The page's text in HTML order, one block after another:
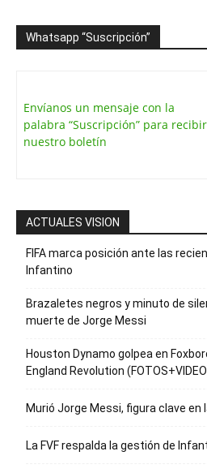
Whatsapp “Suscripción”
Envíanos un mensaje con la
palabra “Suscripción” para recibir
nuestro boletín
ACTUALES VISION
FIFA marca posición ante las
Infantino
Brazaletes negros y minuto de
muerte de Jorge Messi
Houston Dynamo golpea en
England Revolution
Murió Jorge Messi, figura clave en
La FVF respalda la gestión de